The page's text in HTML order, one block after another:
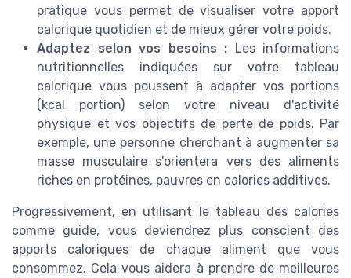
pratique vous permet de visualiser votre apport
calorique quotidien et de mieux gérer votre poids.
Adaptez selon vos besoins : Les informations
nutritionnelles indiquées sur votre tableau
calorique vous poussent à adapter vos portions
(kcal portion) selon votre niveau d'activité
physique et vos objectifs de perte de poids. Par
exemple, une personne cherchant à augmenter sa
masse musculaire s'orientera vers des aliments
riches en protéines, pauvres en calories additives.
Progressivement, en utilisant le tableau des calories
comme guide, vous deviendrez plus conscient des
apports caloriques de chaque aliment que vous
consommez. Cela vous aidera à prendre de meilleures